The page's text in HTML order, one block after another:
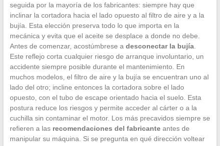
seguida por la mayoría de los fabricantes: siempre hay que
inclinar la cortadora hacia el lado opuesto al filtro de aire y a la
bujía. Esta elección preserva todo lo que importa en la
mecánica y evita que el aceite se desplace a donde no debe.
Antes de comenzar, acostúmbrese a desconectar la bujía.
Este reflejo corta cualquier riesgo de arranque involuntario, un
accidente siempre posible durante el mantenimiento. En
muchos modelos, el filtro de aire y la bujía se encuentran uno al
lado del otro; incline entonces la cortadora sobre el lado
opuesto, con el tubo de escape orientado hacia el suelo. Esta
postura reduce los riesgos y permite acceder al cárter o a la
cuchilla sin contaminar el motor. Los más precavidos siempre se
refieren a las recomendaciones del fabricanteantes de
manipular su máquina. Si se pregunta en qué dirección voltear